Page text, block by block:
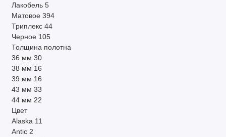
Лакобель 5
Матовое 394
Триплекс 44
Черное 105
Толщина полотна
36 мм 30
38 мм 16
39 мм 16
43 мм 33
44 мм 22
Цвет
Alaska 11
Antic 2